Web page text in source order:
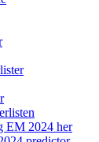
EM 2024 her